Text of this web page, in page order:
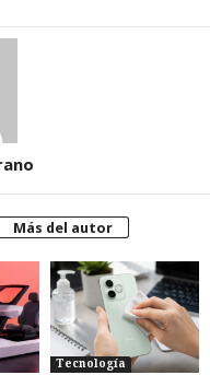
Más del autor
Tecnología